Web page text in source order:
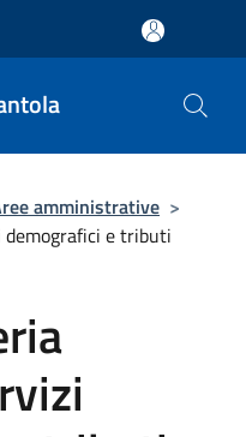
amministrative >
demografici e tributi